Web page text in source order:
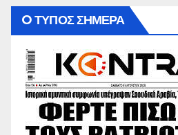
O ΤΥΠΟΣ ΣΗΜΕΡΑ